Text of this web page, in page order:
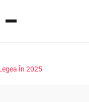
În 2025